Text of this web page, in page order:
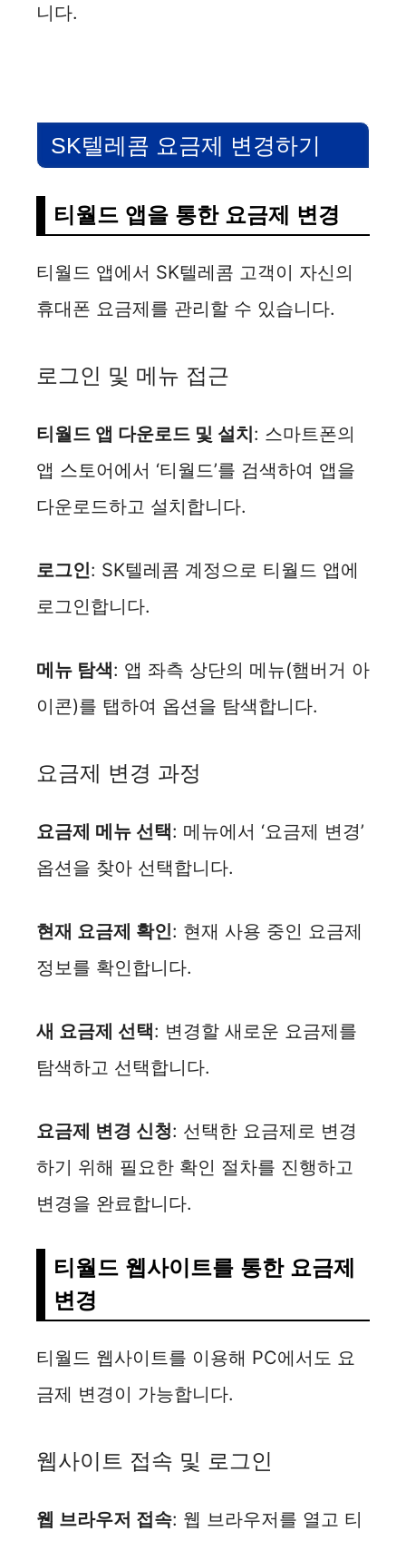
니다.
SK텔레콤 요금제 변경하기
티월드 앱을 통한 요금제 변경
티월드 앱에서 SK텔레콤 고객이 자신의
휴대폰 요금제를 관리할 수 있습니다.
로그인 및 메뉴 접근
티월드 앱 다운로드 및 설치: 스마트폰의
앱 스토어에서 ‘티월드’를 검색하여 앱을
다운로드하고 설치합니다.
로그인: SK텔레콤 계정으로 티월드 앱에
로그인합니다.
메뉴 탐색: 앱 좌측 상단의 메뉴(햄버거 아
이콘)를 탭하여 옵션을 탐색합니다.
요금제 변경 과정
요금제 메뉴 선택: 메뉴에서 ‘요금제 변경’
옵션을 찾아 선택합니다.
현재 요금제 확인: 현재 사용 중인 요금제
정보를 확인합니다.
새 요금제 선택: 변경할 새로운 요금제를
탐색하고 선택합니다.
요금제 변경 신청: 선택한 요금제로 변경
하기 위해 필요한 확인 절차를 진행하고
변경을 완료합니다.
티월드 웹사이트를 통한 요금제
변경
티월드 웹사이트를 이용해 PC에서도 요
금제 변경이 가능합니다.
웹사이트 접속 및 로그인
웹 브라우저 접속: 웹 브라우저를 열고 티